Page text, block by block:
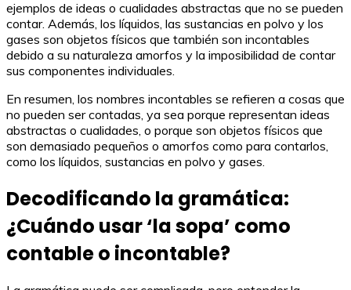
ejemplos de ideas o cualidades abstractas que no se pueden
contar. Además, los líquidos, las sustancias en polvo y los
gases son objetos físicos que también son incontables
debido a su naturaleza amorfos y la imposibilidad de contar
sus componentes individuales.
En resumen, los nombres incontables se refieren a cosas que
no pueden ser contadas, ya sea porque representan ideas
abstractas o cualidades, o porque son objetos físicos que
son demasiado pequeños o amorfos como para contarlos,
como los líquidos, sustancias en polvo y gases.
Decodificando la gramática:
¿Cuándo usar ‘la sopa’ como
contable o incontable?